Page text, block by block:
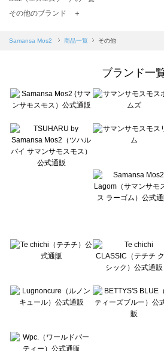
TSUHARU by Samansa Mos2（ツハルバイサマンサ
Samansa Mos2 blue（サマンサモスモス ブルー）の
Te chichi（テチチ）の一覧
Te chichi CLASSIC（テチチ クラシック）の一覧
Lugnoncure（ルノンキュール）の一覧
BETTY'S BLUE（べティーズブルー）の一覧
Wpc.（ワールドパーティー）の一覧
その他のブランド ＋
Samansa Mos2 商品一覧 その他
ブランド一